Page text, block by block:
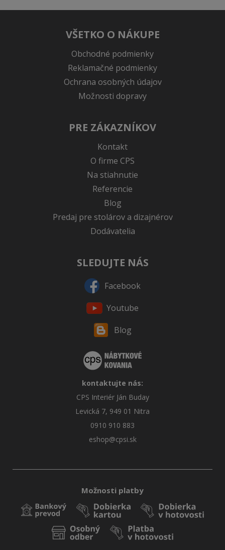
VŠETKO O NÁKUPE
Obchodné podmienky
Reklamačné podmienky
Ochrana osobných údajov
Možnosti dopravy
PRE ZÁKAZNÍKOV
Kontakt
O firme CPS
Na stiahnutie
Referencie
Blog
Predaj pre stolárov a dizajnérov
Dodávatelia
SLEDUJTE NÁS
Facebook
Youtube
Blog
kontaktujte nás:
CPS Interiér Ján Buday
Levická 7, 949 01 Nitra
0910 910 883
eshop@cpsi.sk
Možnosti platby